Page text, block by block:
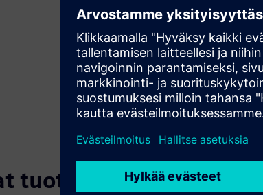
Tarjoaa Siemens
palvelun, joka auttaa
integroimaan,
tuotteet